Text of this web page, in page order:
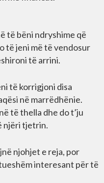
të bëni ndryshime që
të jeni më të vendosur
të arrini.
të korrigjoni disa
në marrëdhënie.
të thella dhe do t’ju
njëri tjetrin.
njohjet e reja, por
interesant për të